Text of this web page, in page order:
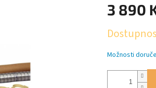
3 890
cena:
Možnosti